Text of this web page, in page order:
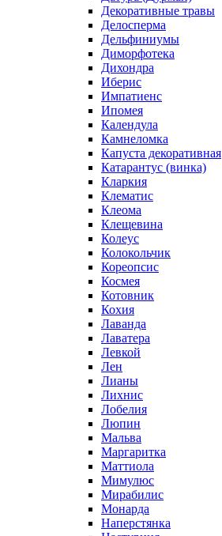
Декоративные травы
Делосперма
Дельфиниумы
Диморфотека
Дихондра
Иберис
Импатиенс
Ипомея
Календула
Камнеломка
Капуста декоративная
Катарантус (винка)
Кларкия
Клематис
Клеома
Клещевина
Колеус
Колокольчик
Кореопсис
Космея
Котовник
Кохия
Лаванда
Лаватера
Левкой
Лен
Лианы
Лихнис
Лобелия
Люпин
Мальва
Маргаритка
Маттиола
Мимулюс
Мирабилис
Монарда
Наперстянка